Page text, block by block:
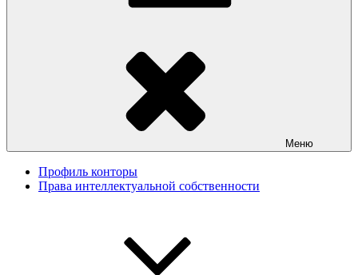
Меню
Профиль конторы
Права интеллектуальной собственности